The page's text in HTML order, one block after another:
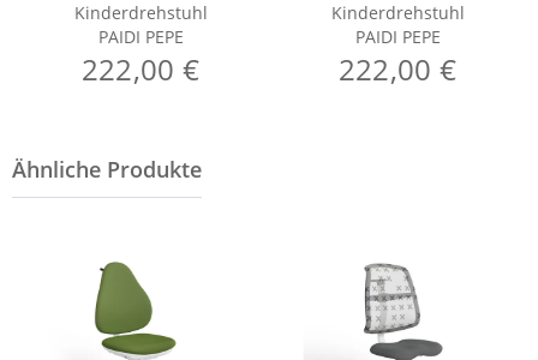
Kinderdrehstuhl
PAIDI PEPE
222,00 €
Kinderdrehstuhl
PAIDI PEPE
222,00 €